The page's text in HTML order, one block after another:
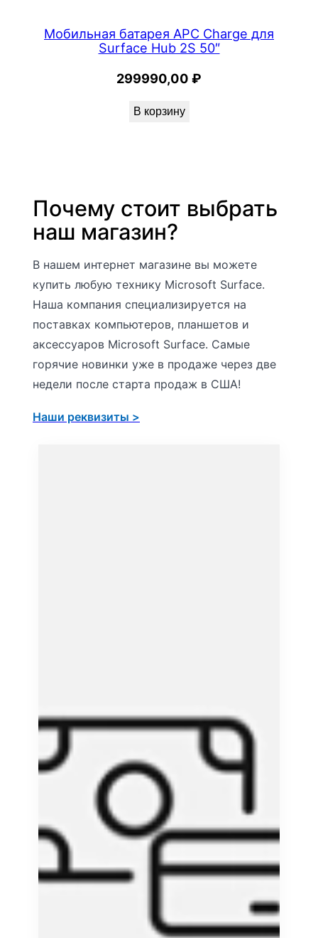
Мобильная батарея APC Charge для
Surface Hub 2S 50″
299990,00 ₽
В корзину
Почему стоит выбрать
наш магазин?
В нашем интернет магазине вы можете
купить любую технику Microsoft Surface.
Наша компания специализируется на
поставках компьютеров, планшетов и
аксессуаров Microsoft Surface. Самые
горячие новинки уже в продаже через две
недели после старта продаж в США!
Наши реквизиты >